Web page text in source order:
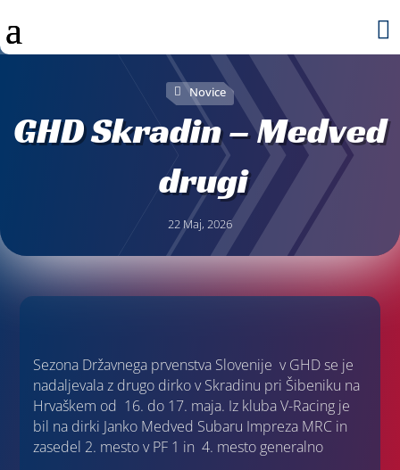

Novice
GHD Skradin – Medved
drugi
22 Maj, 2026
Sezona Državnega prvenstva Slovenije v GHD se je
nadaljevala z drugo dirko v Skradinu pri Šibeniku na
Hrvaškem od 16. do 17. maja. Iz kluba V-Racing je
bil na dirki Janko Medved Subaru Impreza MRC in
zasedel 2. mesto v PF 1 in 4. mesto generalno